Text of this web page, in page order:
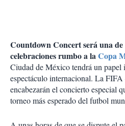
Countdown Concert será una
celebraciones rumbo a laCopa
Ciudad de México tendrá un papel
espectáculo internacional. La
encabezarán el concierto especial
torneo más esperado del futbol